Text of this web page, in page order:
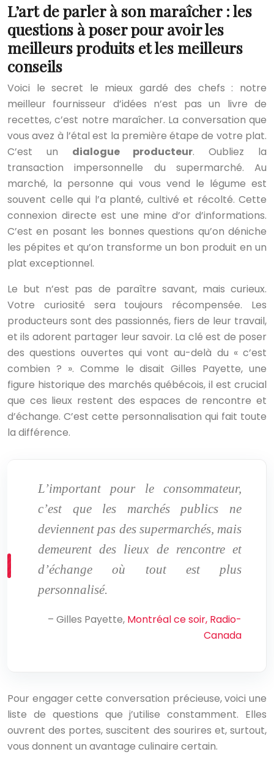
L’art de parler à son maraîcher : les
questions à poser pour avoir les
meilleurs produits et les meilleurs
conseils
Voici le secret le mieux gardé des chefs : notre
meilleur fournisseur d’idées n’est pas un livre de
recettes, c’est notre maraîcher. La conversation que
vous avez à l’étal est la première étape de votre plat.
C’est un dialogue producteur. Oubliez la
transaction impersonnelle du supermarché. Au
marché, la personne qui vous vend le légume est
souvent celle qui l’a planté, cultivé et récolté. Cette
connexion directe est une mine d’or d’informations.
C’est en posant les bonnes questions qu’on déniche
les pépites et qu’on transforme un bon produit en un
plat exceptionnel.
Le but n’est pas de paraître savant, mais curieux.
Votre curiosité sera toujours récompensée. Les
producteurs sont des passionnés, fiers de leur travail,
et ils adorent partager leur savoir. La clé est de poser
des questions ouvertes qui vont au-delà du « c’est
combien ? ». Comme le disait Gilles Payette, une
figure historique des marchés québécois, il est crucial
que ces lieux restent des espaces de rencontre et
d’échange. C’est cette personnalisation qui fait toute
la différence.
L’important pour le consommateur,
c’est que les marchés publics ne
deviennent pas des supermarchés, mais
demeurent des lieux de rencontre et
d’échange où tout est plus
personnalisé.
– Gilles Payette, Montréal ce soir, Radio-
Canada
Pour engager cette conversation précieuse, voici une
liste de questions que j’utilise constamment. Elles
ouvrent des portes, suscitent des sourires et, surtout,
vous donnent un avantage culinaire certain.